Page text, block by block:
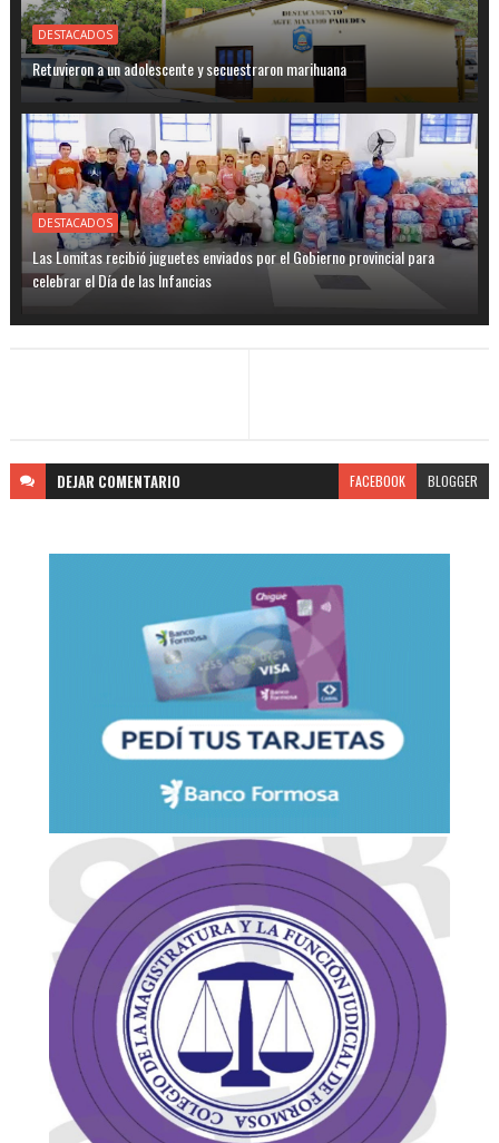
DESTACADOS
Retuvieron a un adolescente y secuestraron marihuana
DESTACADOS
Las Lomitas recibió juguetes enviados por el Gobierno provincial para
celebrar el Día de las Infancias
DEJAR COMENTARIO FACEBOOK BLOGGER